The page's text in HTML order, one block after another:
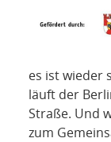
es ist wieder
läuft der
Straße. Und
zum